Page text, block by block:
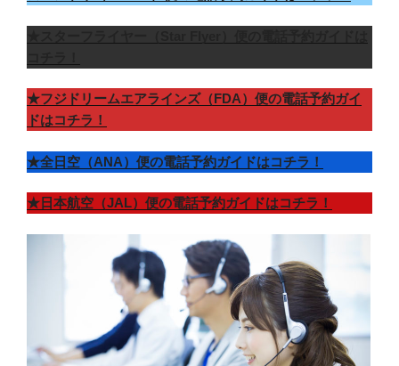
★フジドリームエアラインズ（FDA）便の電話予約ガイ
ドはコチラ！
★全日空（ANA）便の電話予約ガイドはコチラ！
★日本航空（JAL）便の電話予約ガイドはコチラ！